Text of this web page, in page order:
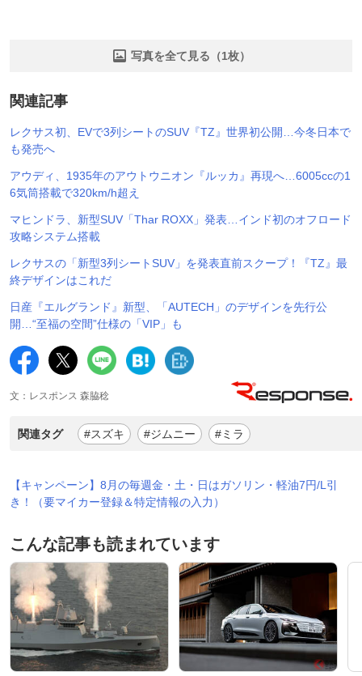
写真を全て見る（1枚）
関連記事
レクサス初、EVで3列シートのSUV『TZ』世界初公開…今冬日本で
も発売へ
アウディ、1935年のアウトウニオン『ルッカ』再現へ…6005ccの1
6気筒搭載で320km/h超え
マヒンドラ、新型SUV「Thar ROXX」発表…インド初のオフロード
攻略システム搭載
レクサスの「新型3列シートSUV」を発表直前スクープ！『TZ』最
終デザインはこれだ
日産『エルグランド』新型、「AUTECH」のデザインを先行公
開…“至福の空間”仕様の「VIP」も
文：レスポンス 森脇稔
関連タグ #スズキ #ジムニー #ミラ
【キャンペーン】8月の毎週金・土・日はガソリン・軽油7円/L引
き！（要マイカー登録＆特定情報の入力）
こんな記事も読まれています